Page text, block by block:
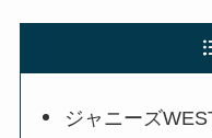
ジャニーズ